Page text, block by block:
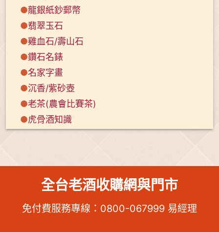
●龍銀紙鈔郵幣
●翡翠玉石
●雞血石/壽山石
●鑽石名錶
●名家字畫
●沉香/紫砂壺
●老茶(農會比賽茶)
●虎骨酒知識
全台老酒收購網與門市
免付費服務專線： 0800-067999 易經理